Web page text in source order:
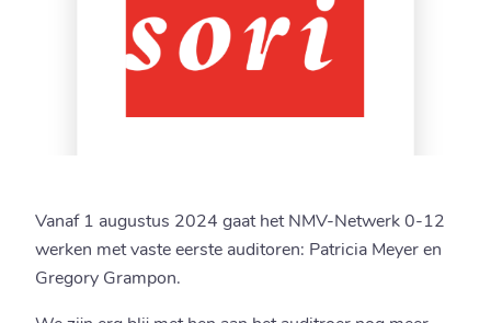
Vanaf 1 augustus 2024 gaat het NMV-Netwerk 0-12
werken met vaste eerste auditoren: Patricia Meyer en
Gregory Grampon.